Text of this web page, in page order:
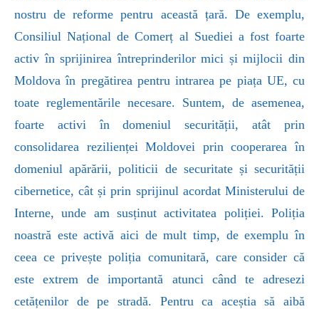
nostru de reforme pentru această țară. De exemplu,
Consiliul Național de Comerț al Suediei a fost foarte
activ în sprijinirea întreprinderilor mici și mijlocii din
Moldova în pregătirea pentru intrarea pe piața UE, cu
toate reglementările necesare. Suntem, de asemenea,
foarte activi în domeniul securității, atât prin
consolidarea rezilienței Moldovei prin cooperarea în
domeniul apărării, politicii de securitate și securității
cibernetice, cât și prin sprijinul acordat Ministerului de
Interne, unde am susținut activitatea poliției. Poliția
noastră este activă aici de mult timp, de exemplu în
ceea ce privește poliția comunitară, care consider că
este extrem de importantă atunci când te adresezi
cetățenilor de pe stradă. Pentru ca aceștia să aibă